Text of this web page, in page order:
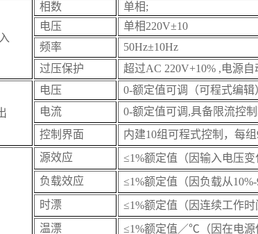
相数
单相;
电压
单相220V±10
频率
50Hz±10Hz
过压保护
超过AC 220V+10% ,电源
电压 0-额定值可调 （可程式编辑
电流
0-额定值可调,具备限流控
控制界面
内建10组可程式控制，每
源效应
≤1%额定值（因输入电压变
负载效应
≤1%额定值（因负载从
时漂
≤1%额定值（因连续工作
温漂
≤1%额定值／℃（因在电源